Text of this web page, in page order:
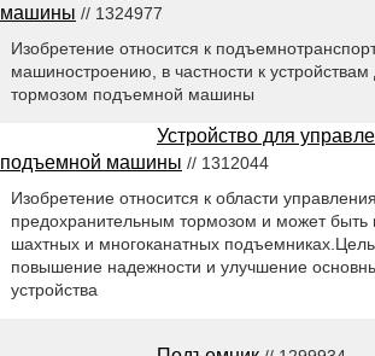
машины // 1324977
Изобретение относится к
машиностроению, в частности к
тормозом подъемной машины
Устройство для
подъемной машины // 1312044
Изобретение относится к области управления
предохранительным тормозом и может быть
шахтных и многоканатных
повышение надежности и улучшение
устройства